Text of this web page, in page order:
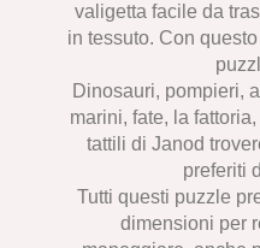
valigetta facile da
in tessuto. Con
Dinosauri, pompieri,
marini, fate, la
tattili di Janod
preferiti
Tutti questi puzzle
dimensioni per